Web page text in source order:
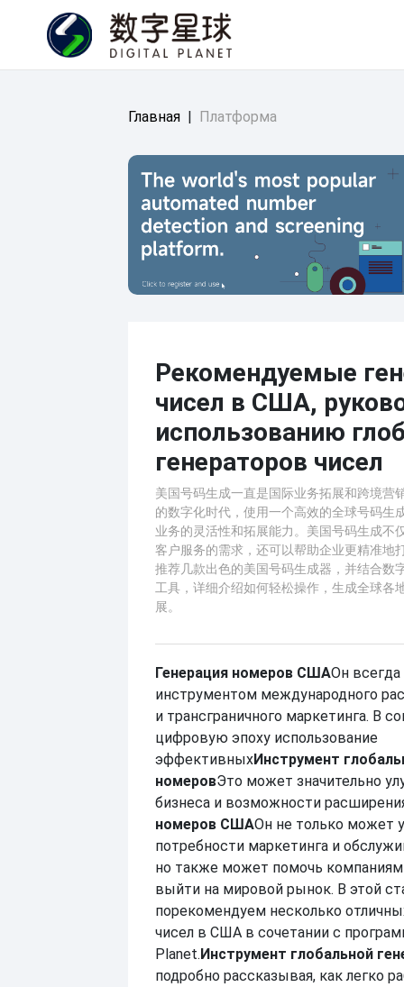
Главная | Платформа
Рекомендуемые
чисел в США,
использованию
генераторов чисел
美国号码生成一直是国际业务拓展和跨境营
的数字化时代，使用一个高效的全球号码生
业务的灵活性和拓展能力。美国号码生成不
客户服务的需求，还可以帮助企业更精准地
推荐几款出色的美国号码生成器，并结合数
工具，详细介绍如何轻松操作，生成全球各
展。
Генерация номеров СШАОн
инструментом международного
и трансграничного маркетинга. В
цифровую эпоху использование
эффективныхИнструмент
номеровЭто может значительно
бизнеса и возможности
номеров СШАОн не только может
потребности маркетинга и
но также может помочь компаниям
выйти на мировой рынок. В этой
порекомендуем несколько
чисел в США в сочетании с
Planet.Инструмент глобальной
подробно рассказывая, как легко